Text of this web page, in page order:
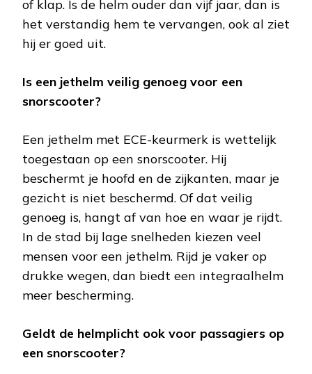
of klap. Is de helm ouder dan vijf jaar, dan is
het verstandig hem te vervangen, ook al ziet
hij er goed uit.
Is een jethelm veilig genoeg voor een
snorscooter?
Een jethelm met ECE-keurmerk is wettelijk
toegestaan op een snorscooter. Hij
beschermt je hoofd en de zijkanten, maar je
gezicht is niet beschermd. Of dat veilig
genoeg is, hangt af van hoe en waar je rijdt.
In de stad bij lage snelheden kiezen veel
mensen voor een jethelm. Rijd je vaker op
drukke wegen, dan biedt een integraalhelm
meer bescherming.
Geldt de helmplicht ook voor passagiers op
een snorscooter?